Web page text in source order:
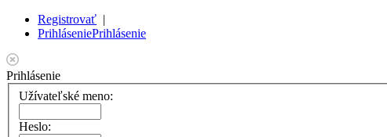
Registrovať |
PrihláseniePrihlásenie
Prihlásenie
Užívateľské meno:
Heslo: